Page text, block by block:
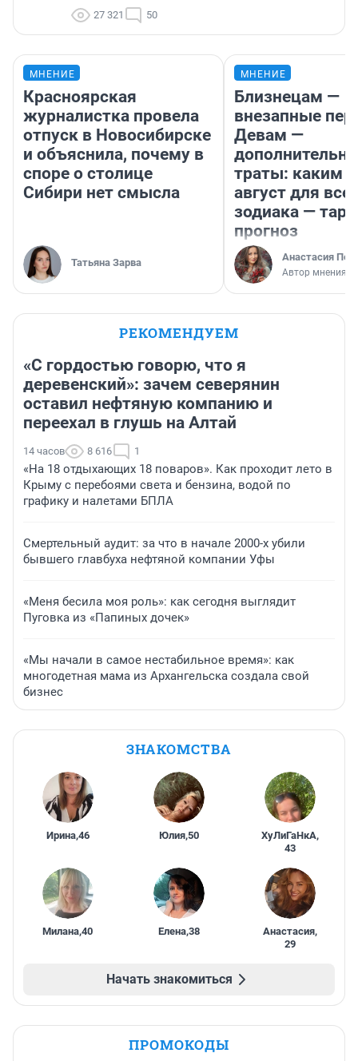
27 321 50
МНЕНИЕ
Красноярская
журналистка провела
отпуск в Новосибирске
и объяснила, почему в
споре о столице
Сибири нет смысла
Татьяна Зарва
МНЕНИЕ
Близнецам —
внезапные
Девам —
траты: каким
август для
зодиака —
прогноз
Анастасия
Автор мнения
РЕКОМЕНДУЕМ
«С гордостью говорю, что я
деревенский»: зачем северянин
оставил нефтяную компанию и
переехал в глушь на Алтай
14 часов 8 616 1
«На 18 отдыхающих 18 поваров». Как проходит лето в
Крыму с перебоями света и бензина, водой по
графику и налетами БПЛА
Смертельный аудит: за что в начале 2000-х убили
бывшего главбуха нефтяной компании Уфы
«Меня бесила моя роль»: как сегодня выглядит
Пуговка из «Папиных дочек»
«Мы начали в самое нестабильное время»: как
многодетная мама из Архангельска создала свой
бизнес
ЗНАКОМСТВА
Ирина,46 Юлия,50 ХуЛиГаНкА,
43
Милана,40 Елена,38 Анастасия,
29
Начать знакомиться
ПРОМОКОДЫ